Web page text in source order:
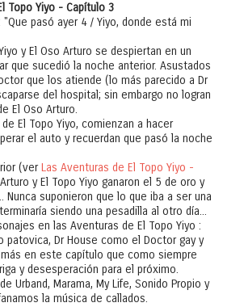
Topo Yiyo - Capítulo 3
pasó ayer 4 / Yiyo, donde está mi
y El Oso Arturo se despiertan en un
que sucedió la noche anterior. Asustados
que los atiende (lo más parecido a Dr
del hospital; sin embargo no logran
El Oso Arturo.
El Topo Yiyo, comienzan a hacer
el auto y recuerdan que pasó la noche
(verLas Aventuras de El Topo Yiyo -
y El Topo Yiyo ganaron el 5 de oro y
Nunca suponieron que lo que iba a ser una
siendo una pesadilla al otro día...
en las Aventuras de El Topo Yiyo :
patovica, Dr House como el Doctor gay y
en este capítulo que como siempre
y desesperación para el próximo.
Urband, Marama, My Life, Sonido Propio y
la música de callados.